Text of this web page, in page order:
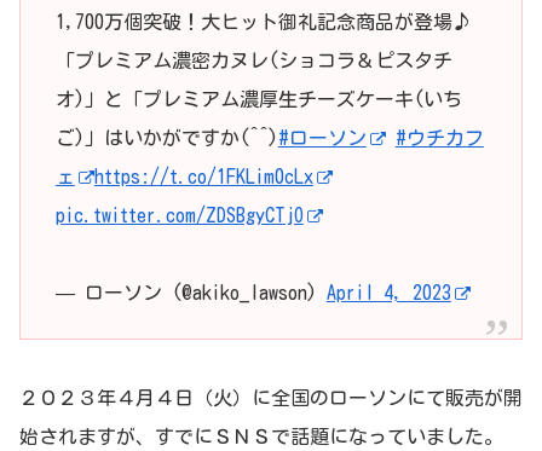
1,700万個突破！大ヒット御礼記念商品が登場♪
「プレミアム濃密カヌレ(ショコラ＆ピスタチ
オ)」と「プレミアム濃厚生チーズケーキ(いち
ご)」はいかがですか(^^) #ローソン
#ウチカフ
ェ
https://t.co/1FKLim0cLx
pic.twitter.com/ZDSBgyCTjO
— ローソン (@akiko_lawson) April 4, 2023
２０２３年４月４日（火）に全国のローソンにて販売が開
始されますが、すでにＳＮＳで話題になっていました。